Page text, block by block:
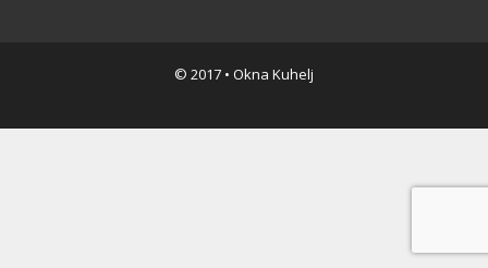
© 2017 • Okna Kuhelj